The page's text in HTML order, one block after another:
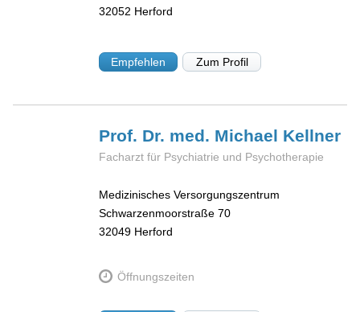
32052 Herford
Empfehlen Zum Profil
Prof. Dr. med. Michael Kellner
Facharzt für Psychiatrie und Psychotherapie
Medizinisches Versorgungszentrum
Schwarzenmoorstraße 70
32049 Herford
Öffnungszeiten